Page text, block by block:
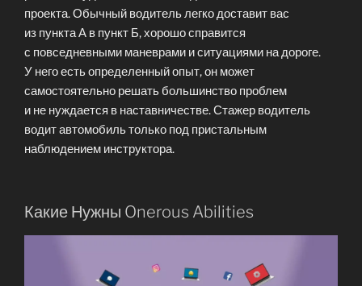
проекта. Обычный водитель легко доставит вас
из пункта А в пункт Б, хорошо справится
с повседневными маневрами и ситуациями на дороге.
У него есть определенный опыт, он может
самостоятельно решать большинство проблем
и не нуждается в наставничестве. Стажер водитель
водит автомобиль только под пристальным
наблюдением инструктора.
Какие Нужны Onerous Abilities